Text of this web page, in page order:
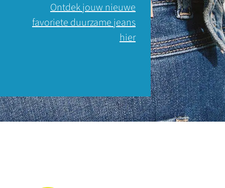
Ontdek jouw nieuwe
favoriete duurzame jeans
hier